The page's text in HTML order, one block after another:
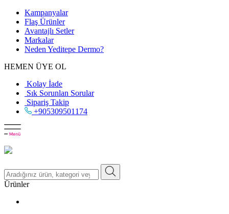
Kampanyalar
Flaş Ürünler
Avantajlı Setler
Markalar
Neden Yeditepe Dermo?
HEMEN ÜYE OL
Kolay İade
Sık Sorunlan Sorular
Sipariş Takip
+905309501174
Ürünler